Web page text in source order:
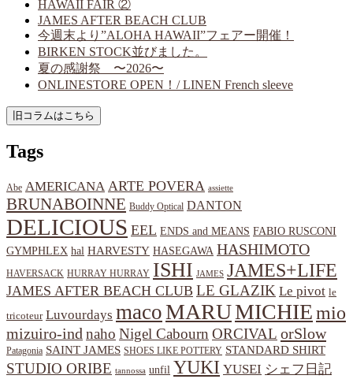
HAWAII FAIR ②
JAMES AFTER BEACH CLUB
今週末より”ALOHA HAWAII”フェアー開催！
BIRKEN STOCK並びました。
夏の感謝祭 〜2026〜
ONLINESTORE OPEN！/ LINEN French sleeve
Tags
Abe AMERICANA ARTE POVERA assiette
BRUNABOINNE Buddy Optical DANTON
DELICIOUS EEL ENDS and MEANS FABIO RUSCONI
GYMPHLEX hal HARVESTY HASEGAWA HASHIMOTO
HAVERSACK HURRAY HURRAY ISHI JAMES JAMES+LIFE
JAMES AFTER BEACH CLUB LE GLAZIK Le pivot le
tricoteur Luvourdays macoMARUMICHIEmio
mizuiro-ind naho Nigel Cabourn ORCIVAL orSlow
Patagonia SAINT JAMES SHOES LIKE POTTERY STANDARD SHIRT
STUDIO ORIBE tannossa unfil YUKI YUSEI シェフ日記